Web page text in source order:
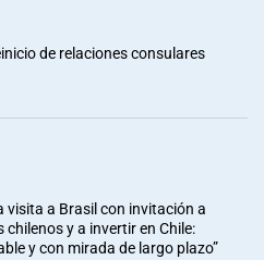
de relaciones consulares
visita a Brasil con invitación a
y a invertir en Chile:
y con mirada de largo plazo”